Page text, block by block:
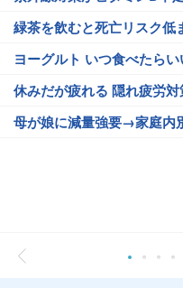
緑茶を飲むと死亡リスク低
ヨーグルト いつ食べたら
休みだが疲れる 隠れ疲労
母が娘に減量強要→家庭内